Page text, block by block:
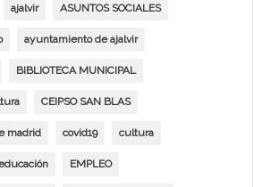
ajalvir ASUNTOS SOCIALES
ayuntamiento de ajalvir
BIBLIOTECA MUNICIPAL
CEIPSO SAN BLAS
madrid covid19 cultura
EMPLEO